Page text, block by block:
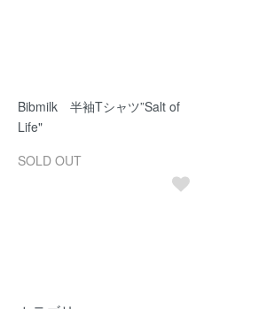
Bibmilk 半袖Tシャツ”Salt of
Life"
SOLD OUT